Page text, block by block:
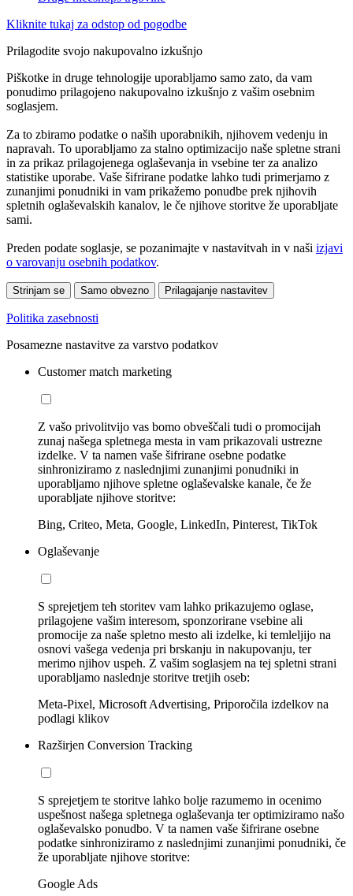
Kliknite tukaj za odstop od pogodbe
Prilagodite svojo nakupovalno izkušnjo
Piškotke in druge tehnologije uporabljamo samo zato, da vam
ponudimo prilagojeno nakupovalno izkušnjo z vašim osebnim
soglasjem.
Za to zbiramo podatke o naših uporabnikih, njihovem vedenju in
napravah. To uporabljamo za stalno optimizacijo naše spletne strani
in za prikaz prilagojenega oglaševanja in vsebine ter za analizo
statistike uporabe. Vaše šifrirane podatke lahko tudi primerjamo z
zunanjimi ponudniki in vam prikažemo ponudbe prek njihovih
spletnih oglaševalskih kanalov, le če njihove storitve že uporabljate
sami.
Preden podate soglasje, se pozanimajte v nastavitvah in v naši izjavi
o varovanju osebnih podatkov.
Strinjam se Samo obvezno Prilagajanje nastavitev
Politika zasebnosti
Posamezne nastavitve za varstvo podatkov
Customer match marketing
Z vašo privolitvijo vas bomo obveščali tudi o promocijah
zunaj našega spletnega mesta in vam prikazovali ustrezne
izdelke. V ta namen vaše šifrirane osebne podatke
sinhroniziramo z naslednjimi zunanjimi ponudniki in
uporabljamo njihove spletne oglaševalske kanale, če že
uporabljate njihove storitve:
Bing, Criteo, Meta, Google, LinkedIn, Pinterest, TikTok
Oglaševanje
S sprejetjem teh storitev vam lahko prikazujemo oglase,
prilagojene vašim interesom, sponzorirane vsebine ali
promocije za naše spletno mesto ali izdelke, ki temleljijo na
osnovi vašega vedenja pri brskanju in nakupovanju, ter
merimo njihov uspeh. Z vašim soglasjem na tej spletni strani
uporabljamo naslednje storitve tretjih oseb:
Meta-Pixel, Microsoft Advertising, Priporočila izdelkov na
podlagi klikov
Razširjen Conversion Tracking
S sprejetjem te storitve lahko bolje razumemo in ocenimo
uspešnost našega spletnega oglaševanja ter optimiziramo našo
oglaševalsko ponudbo. V ta namen vaše šifrirane osebne
podatke sinhroniziramo z naslednjimi zunanjimi ponudniki, če
že uporabljate njihove storitve:
Google Ads